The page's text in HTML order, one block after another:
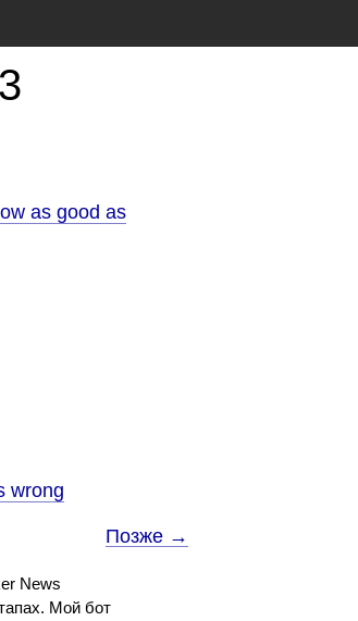
as good as
wrong
Позже →
News
Мой бот